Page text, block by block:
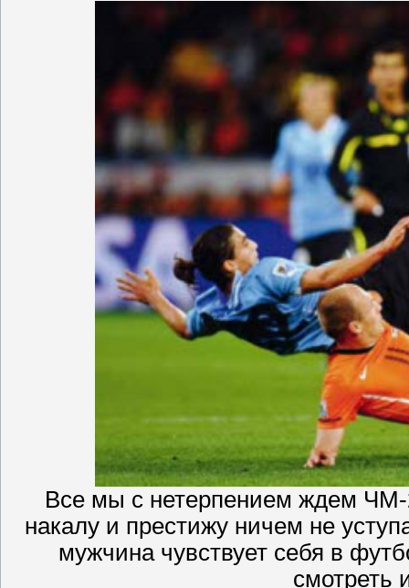
Все мы с нетерпением ждем ЧМ-
накалу и престижу ничем не
мужчина чувствует себя в
смотреть